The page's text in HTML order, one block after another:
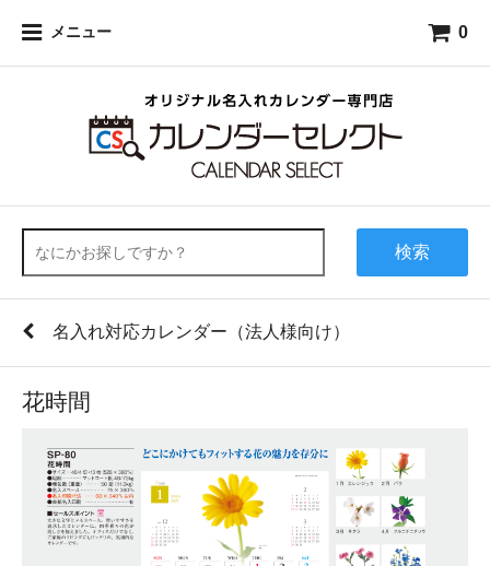
メニュー 0
検索
名入れ対応カレンダー（法人様向け）
花時間